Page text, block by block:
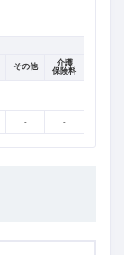
その他
介護
保険料
- -